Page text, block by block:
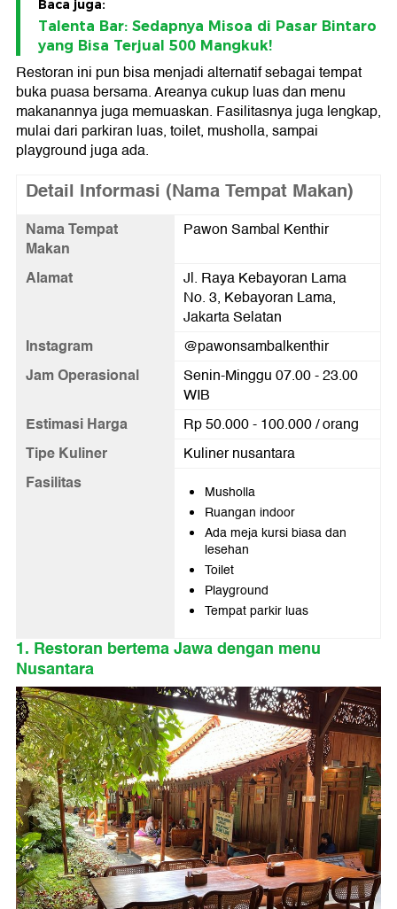
Baca juga:
Talenta Bar: Sedapnya Misoa di Pasar Bintaro
yang Bisa Terjual 500 Mangkuk!
Restoran ini pun bisa menjadi alternatif sebagai tempat
buka puasa bersama. Areanya cukup luas dan menu
makanannya juga memuaskan. Fasilitasnya juga lengkap,
mulai dari parkiran luas, toilet, musholla, sampai
playground juga ada.
Detail Informasi (Nama Tempat Makan)
Nama Tempat
Makan
Pawon Sambal Kenthir
Alamat
Jl. Raya Kebayoran Lama
No. 3, Kebayoran Lama,
Jakarta Selatan
Instagram @pawonsambalkenthir
Jam Operasional
Senin-Minggu 07.00 - 23.00
WIB
Estimasi Harga Rp 50.000 - 100.000 / orang
Tipe Kuliner Kuliner nusantara
Fasilitas
Musholla
Ruangan indoor
Ada meja kursi biasa dan
lesehan
Toilet
Playground
Tempat parkir luas
1. Restoran bertema Jawa dengan menu
Nusantara